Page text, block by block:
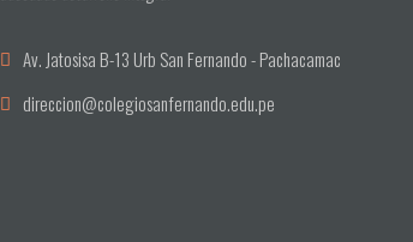
Av. Jatosisa B-13 Urb San Fernando - Pachacamac
direccion@colegiosanfernando.edu.pe